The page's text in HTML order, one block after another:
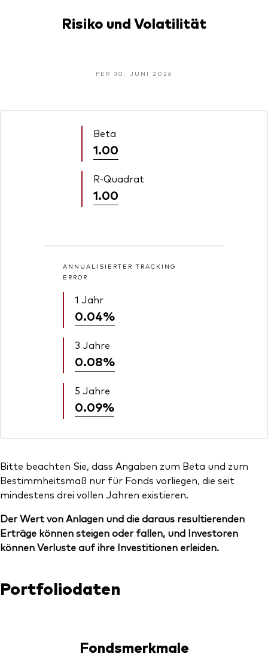
Risiko und Volatilität
PER 30. JUNI 2026
Beta
1.00
R-Quadrat
1.00
ANNUALISIERTER TRACKING
ERROR
1 Jahr
0.04%
3 Jahre
0.08%
5 Jahre
0.09%
Bitte beachten Sie, dass Angaben zum Beta und zum
Bestimmheitsmaß nur für Fonds vorliegen, die seit
mindestens drei vollen Jahren existieren.
Der Wert von Anlagen und die daraus resultierenden
Erträge können steigen oder fallen, und Investoren
können Verluste auf ihre Investitionen erleiden.
Portfoliodaten
Fondsmerkmale